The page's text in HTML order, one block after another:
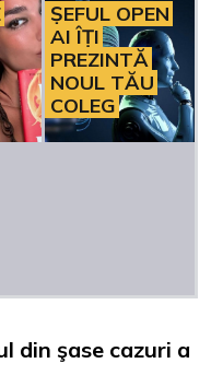
ȘEFUL OPEN
AI ÎȚI
PREZINTĂ
NOUL TĂU
COLEG
din şase cazuri a